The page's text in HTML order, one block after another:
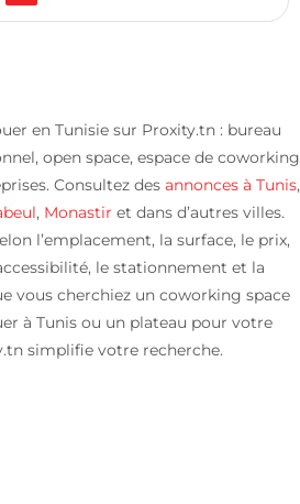
en Tunisie sur Proxity.tn : bureau
open space, espace de coworking
Consultez des annonces à Tunis,
, Monastir et dans d’autres villes.
l’emplacement, la surface, le prix,
le stationnement et la
vous cherchiez un coworking space
à Tunis ou un plateau pour votre
simplifie votre recherche.